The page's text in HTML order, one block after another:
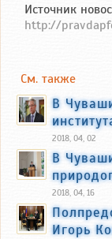
Источник
http://
См. также
В
2018, 04, 02
В
2018, 04, 16
Игорь